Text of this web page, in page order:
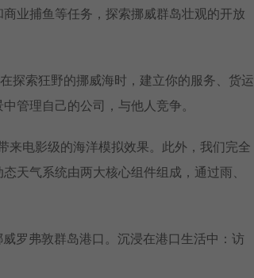
业捕鱼等任务，探索挪威群岛壮观的开放
探索狂野的挪威海时，建立你的服务、货运
管理自己的公司，与他人竞争。
电影级的海洋模拟效果。此外，我们完全
天气系统由两大核心组件组成，通过雨、
罗弗敦群岛港口。沉浸在港口生活中：访